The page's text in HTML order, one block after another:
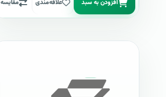
افزودن به سبد علاقه‌مندی مقایسه